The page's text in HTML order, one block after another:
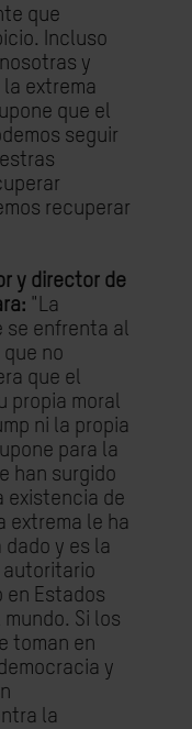
que
Incluso
y
extrema
que el
seguir
recuperar
y director de
"La
se enfrenta al
no
que el
propia moral
ni la propia
para la
han surgido
existencia de
extrema le ha
y es la
autoritario
en Estados
Si los
toman en
y
la